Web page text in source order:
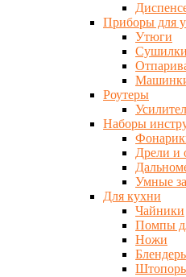
Приборы для
Утюги
Сушилки
Машинки
Роутеры
Наборы
Дрели и
Умные
Для кухни
Чайники
Помпы
Ножи
Штопоры